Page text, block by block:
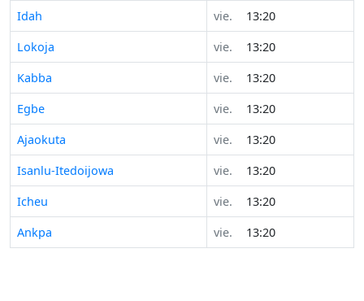
Idah
vie.
13:20
Lokoja
vie.
13:20
Kabba
vie.
13:20
Egbe
vie.
13:20
Ajaokuta
vie.
13:20
Isanlu-Itedoijowa
vie.
13:20
Icheu
vie.
13:20
Ankpa
vie. 13:20